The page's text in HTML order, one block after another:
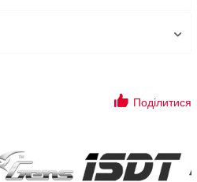
Поділитися